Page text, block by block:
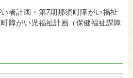
者計画・第7期那須町障がい福祉
障がい児福祉計画（保健福祉課障